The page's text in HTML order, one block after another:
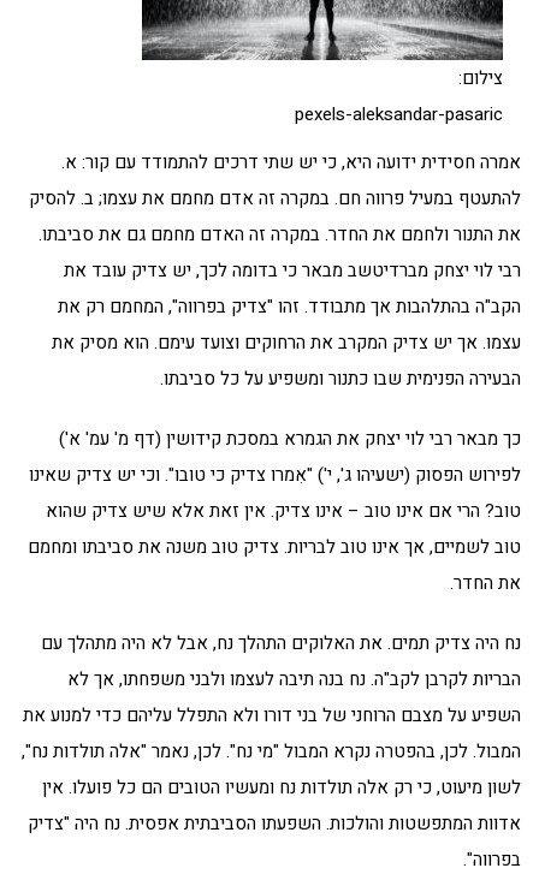
צילום:
pexels-aleksandar-pasaric
אמרה חסידית ידועה היא, כי יש שתי דרכים להתמודד עם קור: א.
להתעטף במעיל פרווה חם. במקרה זה אדם מחמם את עצמו; ב. להסיק
את התנור ולחמם את החדר. במקרה זה האדם מחמם גם את סביבתו.
רבי לוי יצחק מברדיטשב מבאר כי בדומה לכך, יש צדיק עובד את
הקב"ה בהתלהבות אך מתבודד. זהו "צדיק בפרווה", המחמם רק את
עצמו. אך יש צדיק המקרב את הרחוקים וצועד עימם. הוא מסיק את
הבעירה הפנימית שבו כתנור ומשפיע על כל סביבתו.
כך מבאר רבי לוי יצחק את הגמרא במסכת קידושין (דף מ' עמ' א')
לפירוש הפסוק (ישעיהו ג', י') "אִמרו צדיק כי טובו". וכי יש צדיק שאינו
טוב? הרי אם אינו טוב – אינו צדיק. אין זאת אלא שיש צדיק שהוא
טוב לשמיים, אך אינו טוב לבריות. צדיק טוב משנה את סביבתו ומחמם
את החדר.
נח היה צדיק תמים. את האלוקים התהלך נח, אבל לא היה מתהלך עם
הבריות לקרבן לקב"ה. נח בנה תיבה לעצמו ולבני משפחתו, אך לא
השפיע על מצבם הרוחני של בני דורו ולא התפלל עליהם כדי למנוע את
המבול. לכן, בהפטרה נקרא המבול "מי נח". לכן, נאמר "אלה תולדות נח",
לשון מיעוט, כי רק אלה תולדות נח ומעשיו הטובים הם כל פועלו. אין
אדוות המתפשטות והולכות. השפעתו הסביבתית אפסית. נח היה "צדיק
בפרווה".